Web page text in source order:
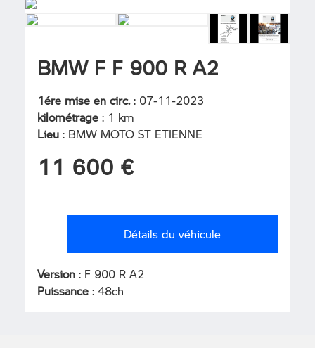
BMW F F 900 R A2
1ére mise en circ.: 07-11-2023
kilométrage: 1 km
Lieu : BMW MOTO ST ETIENNE
11 600 €
Détails du véhicule
Version : F 900 R A2
Puissance : 48ch